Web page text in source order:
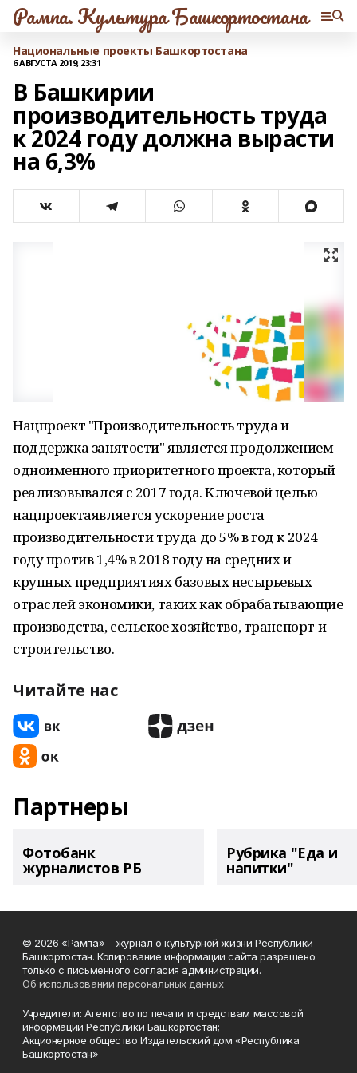
Рампа. Культура Башкортостана
Национальные проекты Башкортостана
6 АВГУСТА 2019, 23:31
В Башкирии
производительность труда
к 2024 году должна вырасти
на 6,3%
Нацпроект "Производительность труда и
поддержка занятости" является продолжением
одноименного приоритетного проекта, который
реализовывался с 2017 года. Ключевой целью
нацпроектаявляется ускорение роста
производительности труда до 5% в год к 2024
году против 1,4% в 2018 году на средних и
крупных предприятиях базовых несырьевых
отраслей экономики, таких как обрабатывающие
производства, сельское хозяйство, транспорт и
строительство.
Читайте нас
Партнеры
Фотобанк
журналистов РБ
Рубрика "Еда и
напитки"
© 2026 «Рампа» – журнал о культурной жизни Республики
Башкортостан. Копирование информации сайта разрешено
только с письменного согласия администрации.
Об использовании персональных данных
Учредители: Агентство по печати и средствам массовой
информации Республики Башкортостан;
Акционерное общество Издательский дом «Республика
Башкортостан»